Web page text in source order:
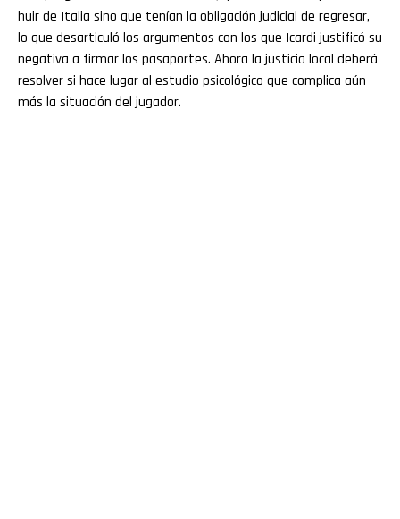
huir de Italia sino que tenían la obligación judicial de regresar,
lo que desarticuló los argumentos con los que Icardi justificó su
negativa a firmar los pasaportes. Ahora la justicia local deberá
resolver si hace lugar al estudio psicológico que complica aún
más la situación del jugador.